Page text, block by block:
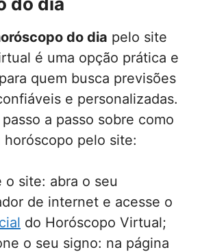
do dia pelo site
é uma opção prática e
quem busca previsões
e personalizadas.
a passo sobre como
horóscopo pelo site:
o site: abra o seu
de internet e acesse o
do Horóscopo Virtual;
o seu signo: na página